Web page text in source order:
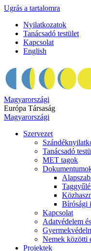
Ugrás a tartalomra
Nyilatkozatok
Tanácsadó testület
Kapcsolat
English
Magyarországi
Európa Társaság
Magyarországi
Szervezet
Tanácsadó
MET tagok
Bírósági
Kapcsolat
Adatvédelem
Nemek közötti
Projektek